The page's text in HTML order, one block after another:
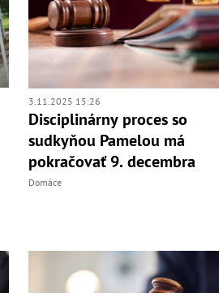
3.11.2025 15:26
Disciplinárny proces so
sudkyňou Pamelou má
pokračovať 9. decembra
Domáce